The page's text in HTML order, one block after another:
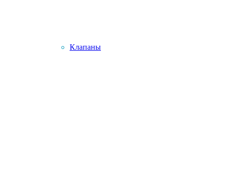
Клапаны